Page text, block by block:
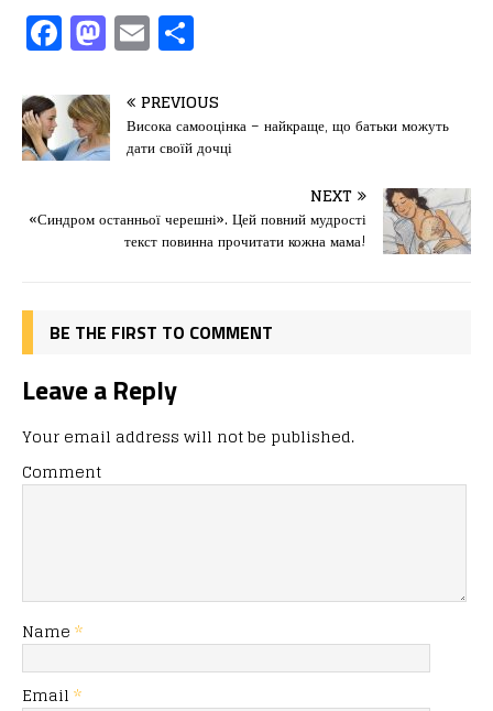
F
a
c
e
b
o
o
M
a
st
o
d
o
n
E
m
ai
l
іл
и
т
ис
я
PREVIOUS
Висока самооцінка – найкраще, що батьки можуть
дати своїй дочці
NEXT
«Синдром останньої черешні». Цей повний мудрості
текст повинна прочитати кожна мама!
BE THE FIRST TO COMMENT
Leave a Reply
Your email address will not be published.
Comment
Name *
Email *